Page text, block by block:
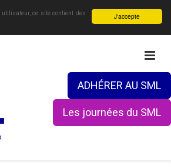
J'accepte
utilisateur, ce site contient des
ADHÉRER AU SML
Les journées du SML